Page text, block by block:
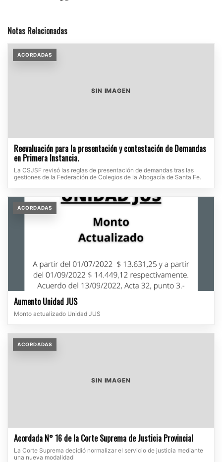
Notas Relacionadas
ACORDADAS
SIN IMAGEN
Reevaluación para la presentación y contestación de Demandas
en Primera Instancia.
La CSJSF revisó las reglas de presentación de demandas tras las
gestiones de la Federación de Colegios de la Abogacía de Santa Fe.
ACORDADAS
Aumento Unidad JUS
Monto actualizado Unidad JUS
ACORDADAS
SIN IMAGEN
Acordada N° 16 de la Corte Suprema de Justicia Provincial
La Corte Suprema decidió normalizar el servicio de justicia mediante
una nueva modalidad